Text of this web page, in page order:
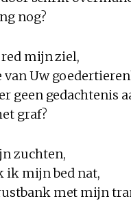
nog?
red mijn ziel,
Uw
geen gedachtenis
graf?
zuchten,
ik mijn bed nat,
met mijn